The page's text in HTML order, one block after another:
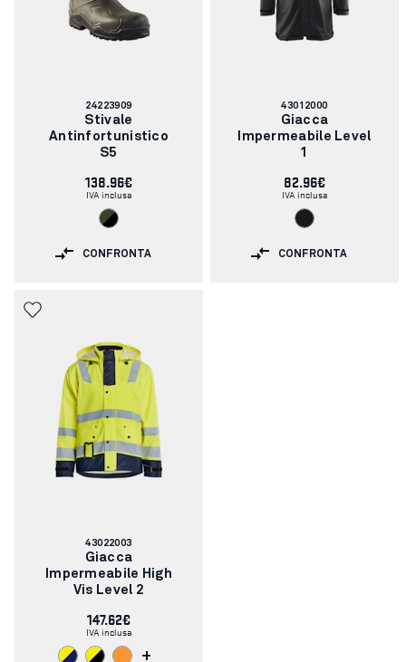
Codice
articolo:
24223909
Stivale
Antinfortunistico
S5
138.96€
IVA inclusa
CONFRONTA
Codice
articolo:
43012000
Giacca
Impermeabile Level
1
82.96€
IVA inclusa
CONFRONTA
Codice
articolo:
43022003
Giacca
Impermeabile High
Vis Level 2
147.62€
IVA inclusa
+